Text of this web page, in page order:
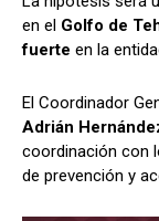
en el Golfo de
fuerte en la
El Coordinador
Adrián
coordinación con
de prevención y